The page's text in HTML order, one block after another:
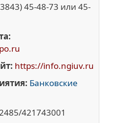
45-48-73 или 45-
https://info.ngiuv.ru
Банковские
421743001